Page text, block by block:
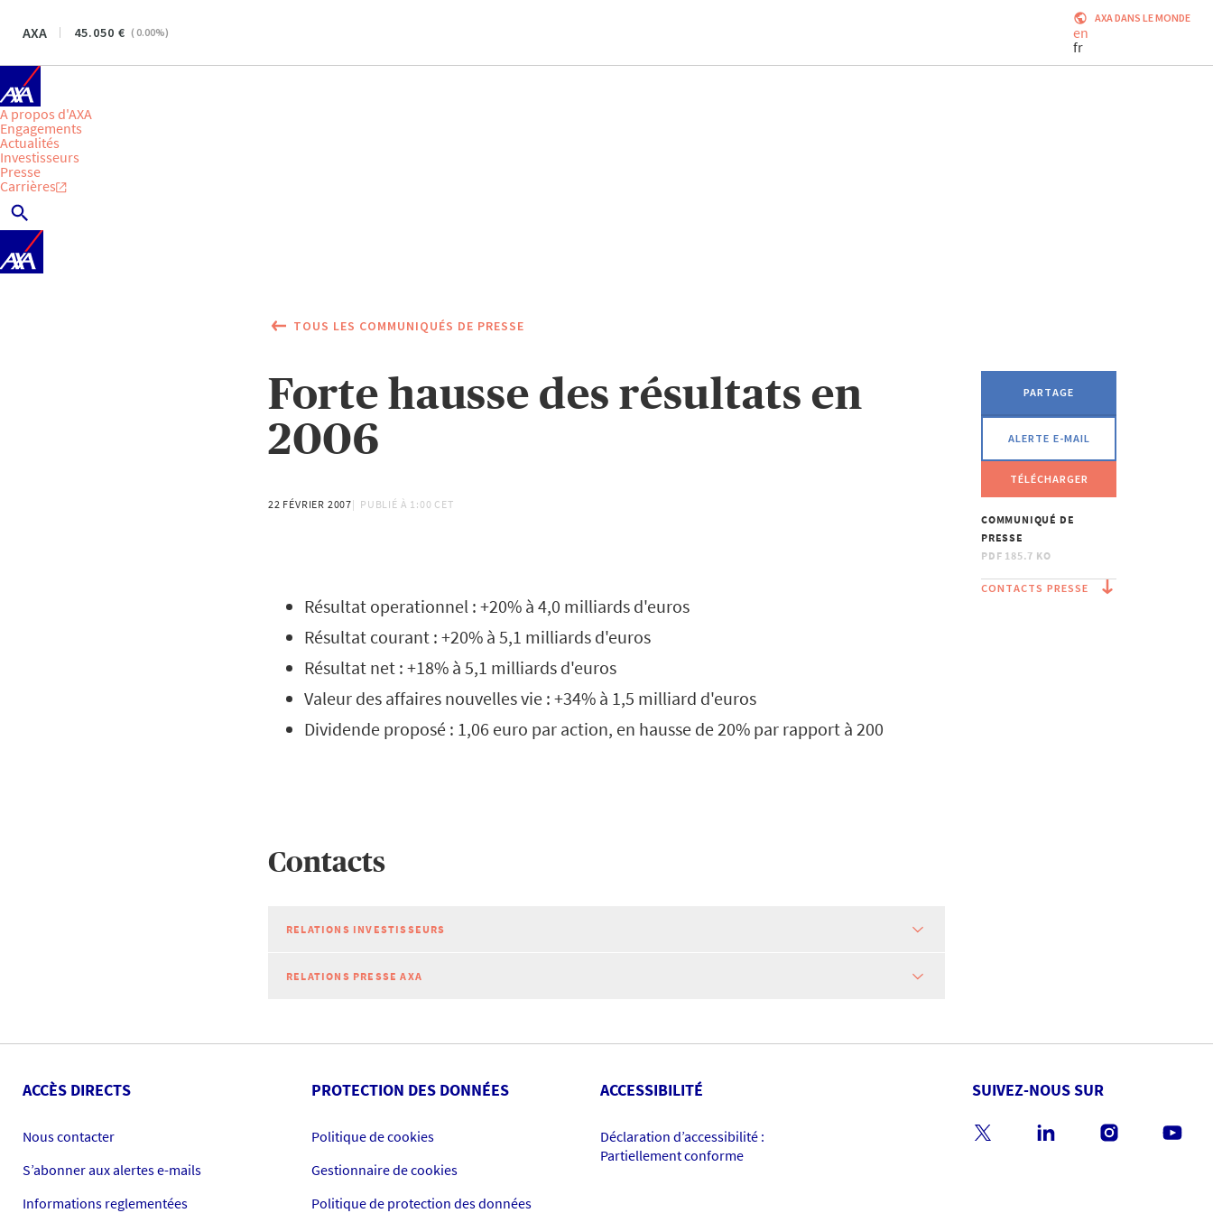
AXA 45.050 ( 0.00%)
AXA DANS LE MONDE
en
fr
A propos d'AXA
Engagements
Actualités
Investisseurs
Presse
Carrières
TOUS LES COMMUNIQUÉS DE PRESSE
Forte hausse des résultats en
2006
PARTAGE
ALERTE E-MAIL
TÉLÉCHARGER
COMMUNIQUÉ DE
PRESSE
PDF 185.7 KO
CONTACTS PRESSE
22 FÉVRIER 2007 PUBLIÉ À 1:00 CET
Résultat operationnel : +20% à 4,0 milliards d'euros
Résultat courant : +20% à 5,1 milliards d'euros
Résultat net : +18% à 5,1 milliards d'euros
Valeur des affaires nouvelles vie : +34% à 1,5 milliard d'euros
Dividende proposé : 1,06 euro par action, en hausse de 20% par rapport à 200
Contacts
RELATIONS INVESTISSEURS
RELATIONS PRESSE AXA
ACCÈS DIRECTS
Nous contacter
S’abonner aux alertes e-mails
Informations reglementées
PROTECTION DES DONNÉES
Politique de cookies
Gestionnaire de cookies
Politique de protection des données
ACCESSIBILITÉ
Déclaration d’accessibilité :
Partiellement conforme
SUIVEZ-NOUS SUR